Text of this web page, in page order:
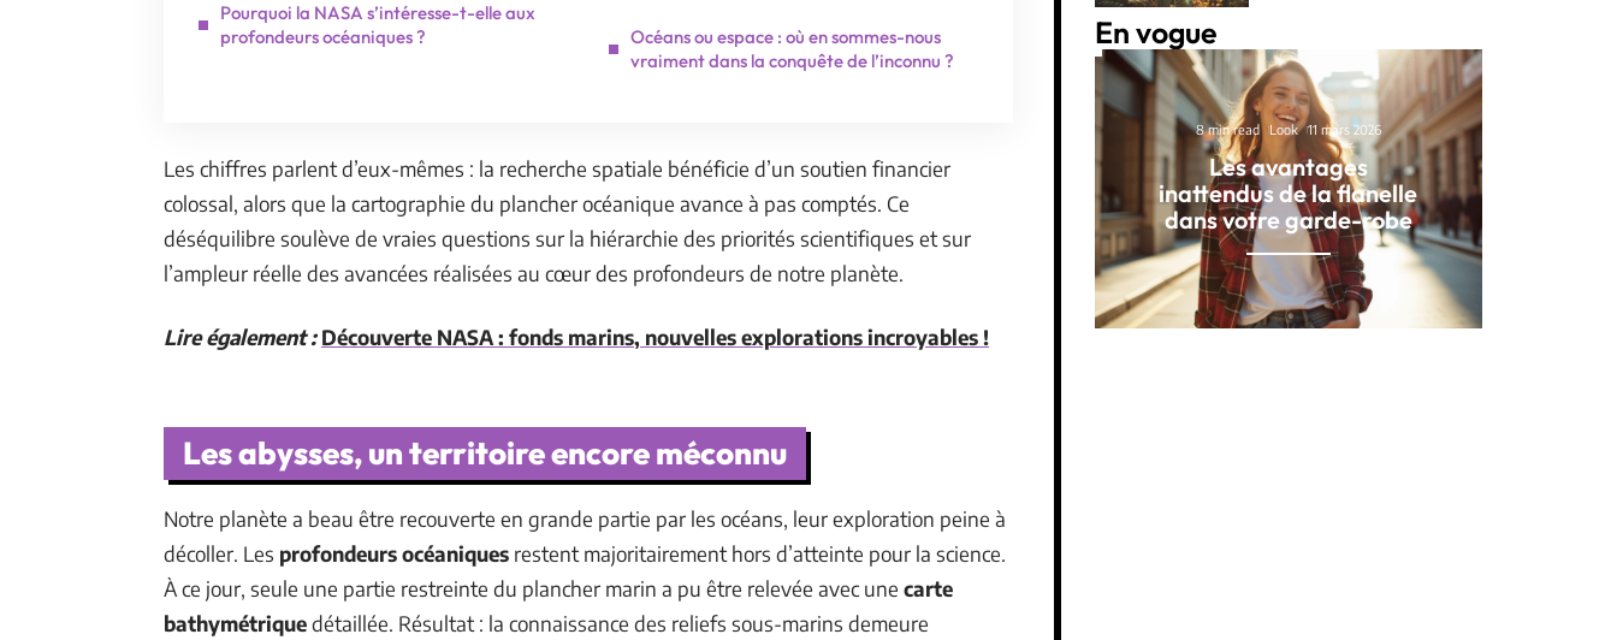
Pourquoi la NASA s’intéresse-t-elle aux
profondeurs océaniques ?
Océans ou espace : où en sommes-nous
vraiment dans la conquête de l’inconnu ?
Les chiffres parlent d’eux-mêmes : la recherche spatiale bénéficie d’un soutien financier
colossal, alors que la cartographie du plancher océanique avance à pas comptés. Ce
déséquilibre soulève de vraies questions sur la hiérarchie des priorités scientifiques et sur
l’ampleur réelle des avancées réalisées au cœur des profondeurs de notre planète.
Lire également : Découverte NASA : fonds marins, nouvelles explorations incroyables !
Les abysses, un territoire encore méconnu
Notre planète a beau être recouverte en grande partie par les océans, leur exploration peine à
décoller. Les profondeurs océaniques restent majoritairement hors d’atteinte pour la science.
À ce jour, seule une partie restreinte du plancher marin a pu être relevée avec une carte
bathymétriquedétaillée. Résultat : la connaissance des reliefs sous-marins demeure
En vogue
8 min read Look 11 mars 2026
Les avantages
inattendus de la flanelle
dans votre garde-robe